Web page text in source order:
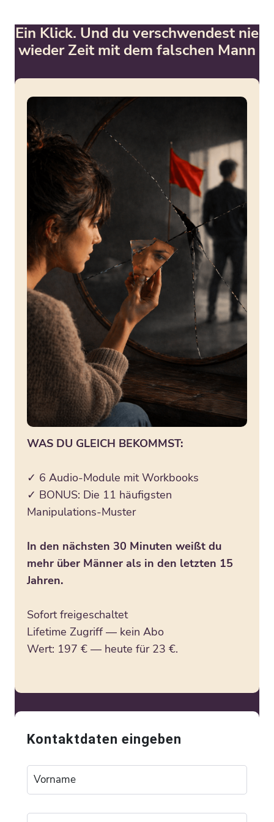
Ein Klick. Und du verschwendest nie
wieder Zeit mit dem falschen Mann
WAS DU GLEICH BEKOMMST:
✓ 6 Audio-Module mit Workbooks
✓ BONUS: Die 11 häufigsten
Manipulations-Muster
In den nächsten 30 Minuten weißt du
mehr über Männer als in den letzten 15
Jahren.
Sofort freigeschaltet
Lifetime Zugriff — kein Abo
Wert: 197 € — heute für 23 €.
Kontaktdaten eingeben